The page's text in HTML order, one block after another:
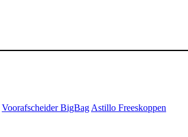
Voorafscheider BigBag Astillo Freeskoppen